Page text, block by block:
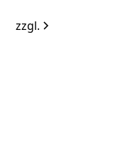
zzgl.